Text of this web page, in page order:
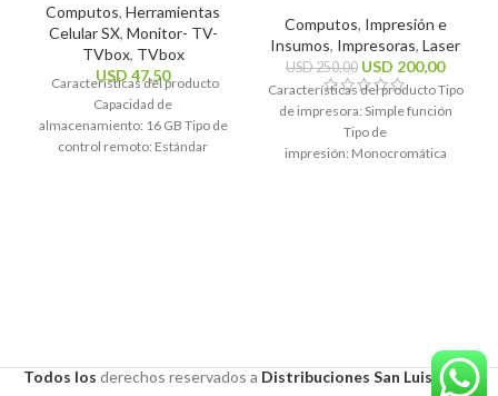
Computos, Herramientas
Celular SX, Monitor- TV-
TVbox, TVbox
USD 47,50
Características del producto
Capacidad de
almacenamiento: 16 GB Tipo de
control remoto: Estándar
Computos, Impresión e
Insumos, Impresoras, Laser
USD250,00 USD 200,00
Características del producto Tipo
de impresora: Simple función
Tipo de
impresión: Monocromática
Todos los derechos reservados a Distribuciones San Luis S.A.S .